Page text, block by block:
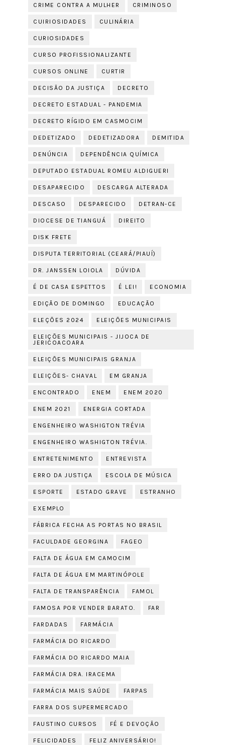
CRIME CONTRA A MULHER CRIMINOSO
CUIRIOSIDADES CULINÁRIA
CURIOSIDADES
CURSO PROFISSIONALIZANTE
CURSOS ONLINE CURTIR
DECISÃO DA JUSTIÇA DECRETO
DECRETO ESTADUAL - PANDEMIA
DECRETO RÍGIDO EM CASMOCIM
DEDETIZADO DEDETIZADORA DEMITIDA
DENÚNCIA DEPENDÊNCIA QUÍMICA
DEPUTADO ESTADUAL ROMEU ALDIGUERI
DESAPARECIDO DESCARGA ALTERADA
DESCASO DESPARECIDO DETRAN-CE
DIOCESE DE TIANGUÁ DIREITO
DISK FRETE
DISPUTA TERRITORIAL (CEARÁ/PIAUÍ)
DR. JANSSEN LOIOLA DÚVIDA
É DE CASA ESPETTOS É LEI! ECONOMIA
EDIÇÃO DE DOMINGO EDUCAÇÃO
ELEÇÕES 2024 ELEIÇÕES MUNICIPAIS
ELEIÇÕES MUNICIPAIS - JIJOCA DE
JERICOACOARA
ELEIÇÕES MUNICIPAIS GRANJA
ELEIÇÕES- CHAVAL EM GRANJA
ENCONTRADO ENEM ENEM 2020
ENEM 2021 ENERGIA CORTADA
ENGENHEIRO WASHIGTON TRÉVIA
ENGENHEIRO WASHIGTON TRÉVIA.
ENTRETENIMENTO ENTREVISTA
ERRO DA JUSTIÇA ESCOLA DE MÚSICA
ESPORTE ESTADO GRAVE ESTRANHO
EXEMPLO
FÁBRICA FECHA AS PORTAS NO BRASIL
FACULDADE GEORGINA FAGEO
FALTA DE ÁGUA EM CAMOCIM
FALTA DE ÁGUA EM MARTINÓPOLE
FALTA DE TRANSPARÊNCIA FAMOL
FAMOSA POR VENDER BARATO. FAR
FARDADAS FARMÁCIA
FARMÁCIA DO RICARDO
FARMÁCIA DO RICARDO MAIA
FARMÁCIA DRA. IRACEMA
FARMÁCIA MAIS SAÚDE FARPAS
FARRA DOS SUPERMERCADO
FAUSTINO CURSOS FÉ E DEVOÇÃO
FELICIDADES FELIZ ANIVERSÁRIO!